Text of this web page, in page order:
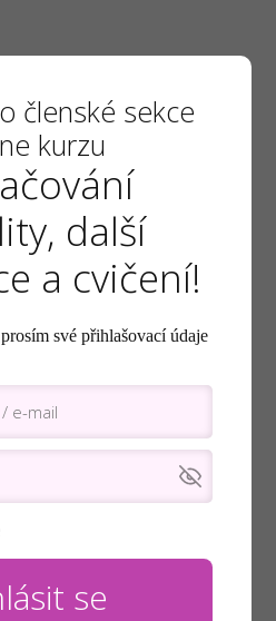
členské sekce
kurzu
další
a cvičení!
své přihlašovací údaje
se